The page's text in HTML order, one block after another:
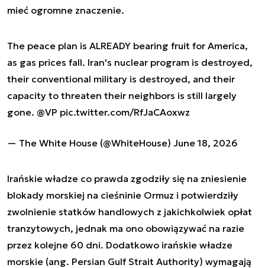
mieć ogromne znaczenie.
The peace plan is ALREADY bearing fruit for America,
as gas prices fall. Iran's nuclear program is destroyed,
their conventional military is destroyed, and their
capacity to threaten their neighbors is still largely
gone. @VP pic.twitter.com/RfJaCAoxwz
— The White House (@WhiteHouse) June 18, 2026
Irańskie władze co prawda zgodziły się na zniesienie
blokady morskiej na cieśninie Ormuz i potwierdziły
zwolnienie statków handlowych z jakichkolwiek opłat
tranzytowych, jednak ma ono obowiązywać na razie
przez kolejne 60 dni. Dodatkowo irańskie władze
morskie (ang. Persian Gulf Strait Authority) wymagają